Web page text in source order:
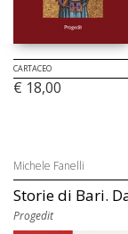
CARTACEO
€ 18,00
Michele Fanelli
Storie di Bari.
Progedit